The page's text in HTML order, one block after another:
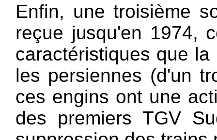
Enfin, une troisième
reçue jusqu'en 1974,
caractéristiques que
les persiennes (d'un
ces engins ont une
des premiers TGV